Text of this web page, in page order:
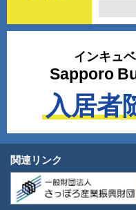
ア
インキュ
Sapporo
入居者
関連リンク